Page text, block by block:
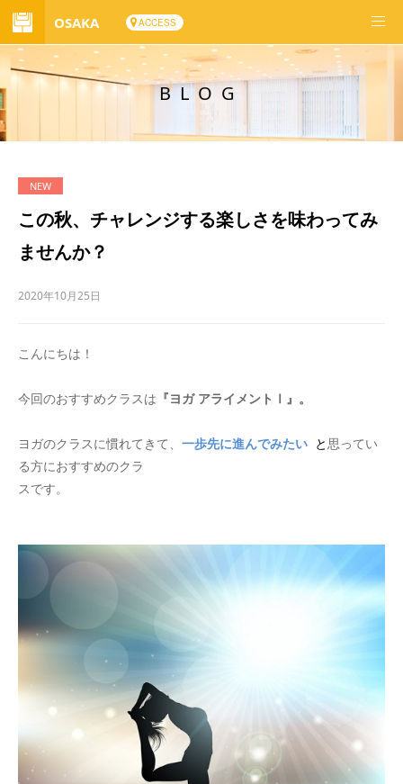
OSAKA ACCESS
BLOG
この秋、チャレンジする楽しさを味わってみ
ませんか？
2020年10月25日
こんにちは！
今回のおすすめクラスは 『ヨガ アライメントⅠ』。
ヨガのクラスに慣れてきて、 一歩先に進んでみたい と思ってい
る方におすすめのクラ
スです。